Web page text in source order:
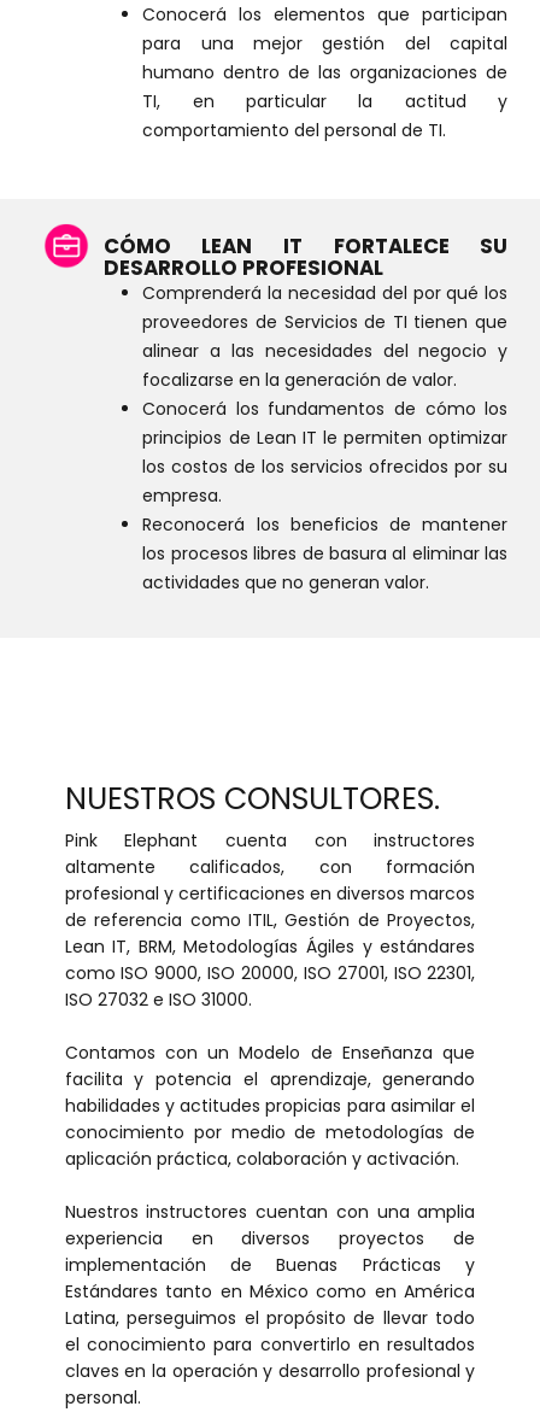
Conocerá los elementos que participan
para una mejor gestión del capital
humano dentro de las organizaciones de
TI, en particular la actitud y
comportamiento del personal de TI.
CÓMO LEAN IT FORTALECE SU
DESARROLLO PROFESIONAL
Comprenderá la necesidad del por qué los
proveedores de Servicios de TI tienen que
alinear a las necesidades del negocio y
focalizarse en la generación de valor.
Conocerá los fundamentos de cómo los
principios de Lean IT le permiten optimizar
los costos de los servicios ofrecidos por su
empresa.
Reconocerá los beneficios de mantener
los procesos libres de basura al eliminar las
actividades que no generan valor.
NUESTROS CONSULTORES.
Pink Elephant cuenta con instructores
altamente calificados, con formación
profesional y certificaciones en diversos marcos
de referencia como ITIL, Gestión de Proyectos,
Lean IT, BRM, Metodologías Ágiles y estándares
como ISO 9000, ISO 20000, ISO 27001, ISO 22301,
ISO 27032 e ISO 31000.
Contamos con un Modelo de Enseñanza que
facilita y potencia el aprendizaje, generando
habilidades y actitudes propicias para asimilar el
conocimiento por medio de metodologías de
aplicación práctica, colaboración y activación.
Nuestros instructores cuentan con una amplia
experiencia en diversos proyectos de
implementación de Buenas Prácticas y
Estándares tanto en México como en América
Latina, perseguimos el propósito de llevar todo
el conocimiento para convertirlo en resultados
claves en la operación y desarrollo profesional y
personal.